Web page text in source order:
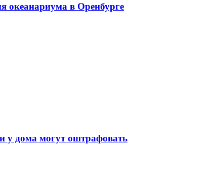
океанариума в Оренбурге
у дома могут оштрафовать